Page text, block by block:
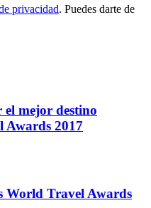
privacidad. Puedes darte de
mejor destino
Awards 2017
World Travel Awards